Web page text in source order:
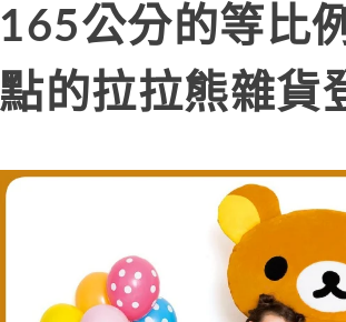
165公分的等比
點的拉拉熊雜貨